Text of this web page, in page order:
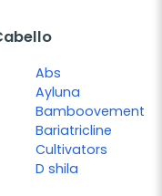
Abs
Ayluna
Bamboovement
Bariatricline
Cultivators
D shila